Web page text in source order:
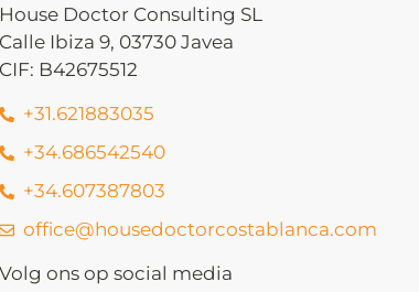
House Doctor Consulting SL
Calle Ibiza 9, 03730 Javea
CIF: B42675512
+31.621883035
+34.686542540
+34.607387803
office@housedoctorcostablanca.com
Volg ons op social media